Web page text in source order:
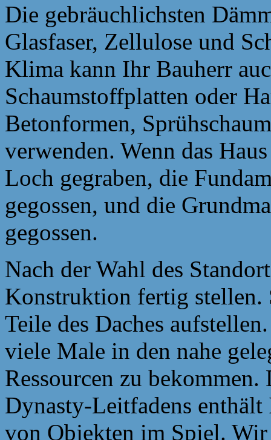
Die gebräuchlichsten
Glasfaser, Zellulose und
Klima kann Ihr Bauherr
Schaumstoffplatten oder
Betonformen,
verwenden. Wenn das
Loch gegraben, die
gegossen, und die
gegossen.
Nach der Wahl des
Konstruktion fertig stellen.
Teile des Daches
viele Male in den nahe
Ressourcen zu
Dynasty-Leitfadens
von Objekten im Spiel.